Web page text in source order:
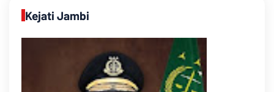
Kejati Jambi